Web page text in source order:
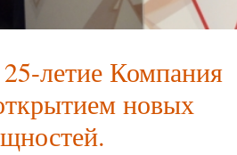
Евразийской Экономической
летие Компания
новых